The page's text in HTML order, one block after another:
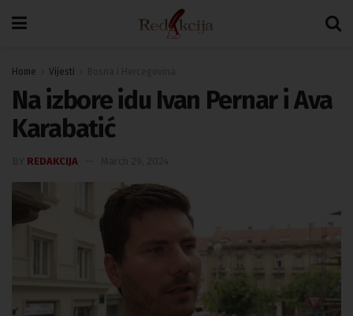
Home Vijesti
Na izbore idu Ivan Pernar i Ava
Karabatić
REDAKCIJA